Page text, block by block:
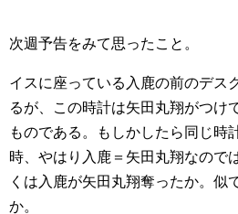
次週予告をみて思ったこと。
イスに座っている入鹿の前のデス
るが、この時計は矢田丸翔がつけ
ものである。もしかしたら同じ時
時、やはり入鹿＝矢田丸翔なので
くは入鹿が矢田丸翔奪ったか。似
か。